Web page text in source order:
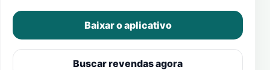
Baixar o aplicativo
Buscar revendas agora